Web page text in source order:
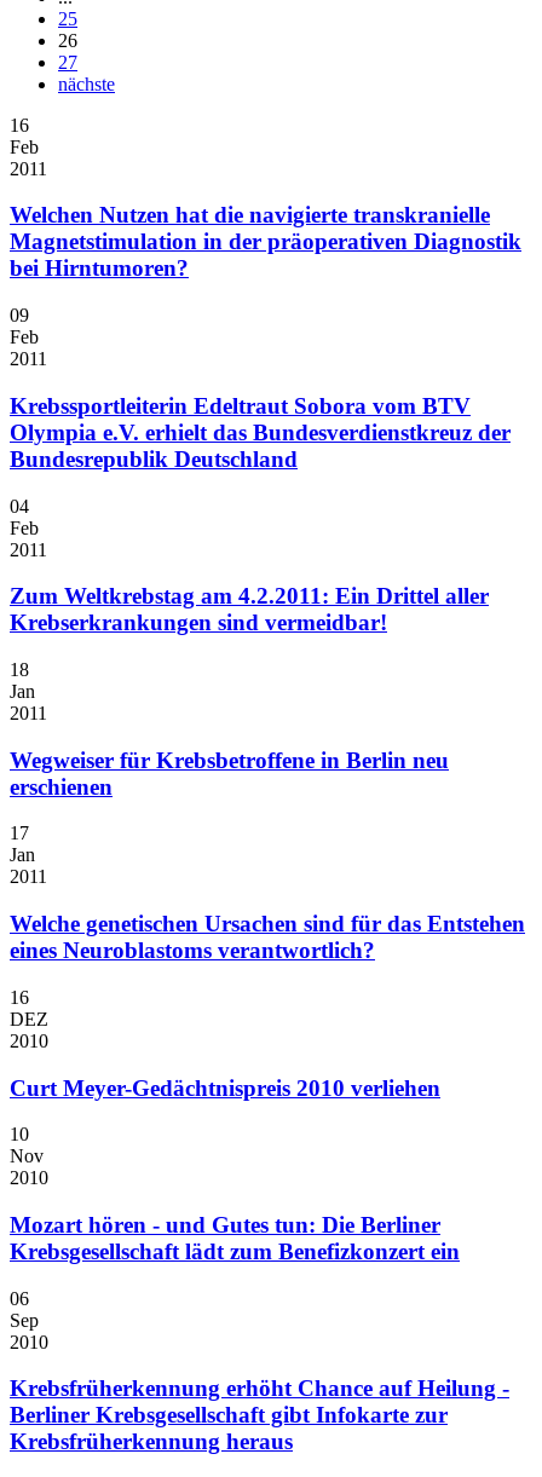
25
26
27
nächste
16
Feb
2011
Welchen Nutzen hat die navigierte transkranielle
Magnetstimulation in der präoperativen Diagnostik
bei Hirntumoren?
09
Feb
2011
Krebssportleiterin Edeltraut Sobora vom BTV
Olympia e.V. erhielt das Bundesverdienstkreuz der
Bundesrepublik Deutschland
04
Feb
2011
Zum Weltkrebstag am 4.2.2011: Ein Drittel aller
Krebserkrankungen sind vermeidbar!
18
Jan
2011
Wegweiser für Krebsbetroffene in Berlin neu
erschienen
17
Jan
2011
Welche genetischen Ursachen sind für das Entstehen
eines Neuroblastoms verantwortlich?
16
DEZ
2010
Curt Meyer-Gedächtnispreis 2010 verliehen
10
Nov
2010
Mozart hören - und Gutes tun: Die Berliner
Krebsgesellschaft lädt zum Benefizkonzert ein
06
Sep
2010
Krebsfrüherkennung erhöht Chance auf Heilung -
Berliner Krebsgesellschaft gibt Infokarte zur
Krebsfrüherkennung heraus